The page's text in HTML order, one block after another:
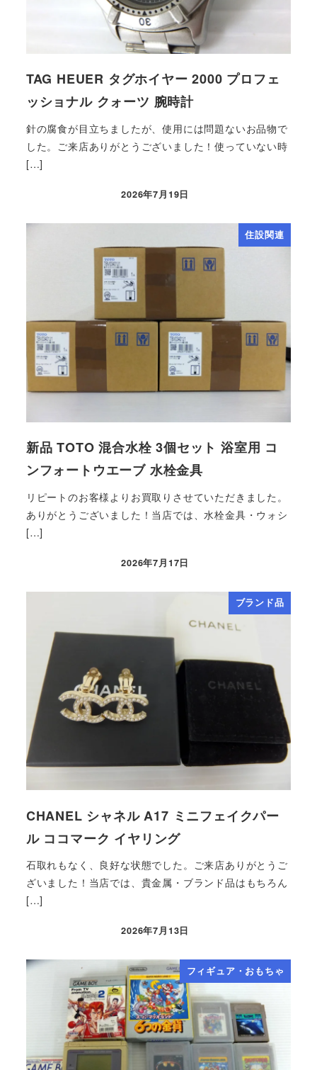
TAG HEUER タグホイヤー 2000 プロフェ
ッショナル クォーツ 腕時計
針の腐食が目立ちましたが、使用には問題ないお品物で
した。ご来店ありがとうございました！使っていない時
[…]
2026年7月19日
住設関連
新品 TOTO 混合水栓 3個セット 浴室用 コ
ンフォートウエーブ 水栓金具
リピートのお客様よりお買取りさせていただきました。
ありがとうございました！当店では、水栓金具・ウォシ
[…]
2026年7月17日
ブランド品
CHANEL シャネル A17 ミニフェイクパー
ル ココマーク イヤリング
石取れもなく、良好な状態でした。ご来店ありがとうご
ざいました！当店では、貴金属・ブランド品はもちろん
[…]
2026年7月13日
フィギュア・おもちゃ